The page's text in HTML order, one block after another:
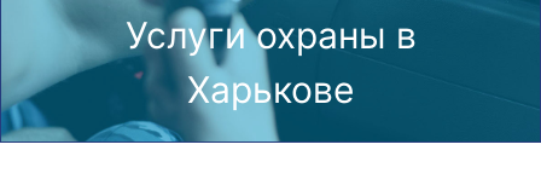
Услуги охраны в
Харькове